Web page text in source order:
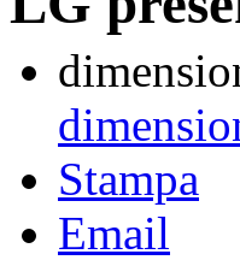
Stampa
Email